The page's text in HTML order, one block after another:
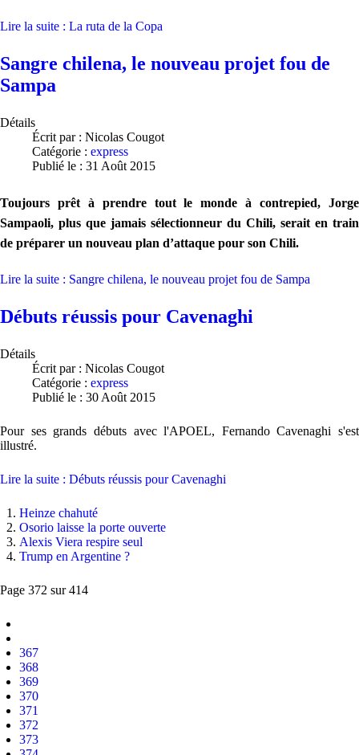
Lire la suite : La ruta de la Copa
Sangre chilena, le nouveau projet fou de
Sampa
Détails
Écrit par : Nicolas Cougot
Catégorie : express
Publié le : 31 Août 2015
Toujours prêt à prendre tout le monde à contrepied, Jorge
Sampaoli, plus que jamais sélectionneur du Chili, serait en train
de préparer un nouveau plan d’attaque pour son Chili.
Lire la suite : Sangre chilena, le nouveau projet fou de Sampa
Débuts réussis pour Cavenaghi
Détails
Écrit par : Nicolas Cougot
Catégorie : express
Publié le : 30 Août 2015
Pour ses grands débuts avec l'APOEL, Fernando Cavenaghi s'est
illustré.
Lire la suite : Débuts réussis pour Cavenaghi
Heinze chahuté
Osorio laisse la porte ouverte
Alexis Viera respire seul
Trump en Argentine ?
Page 372 sur 414
367
368
369
370
371
372
373